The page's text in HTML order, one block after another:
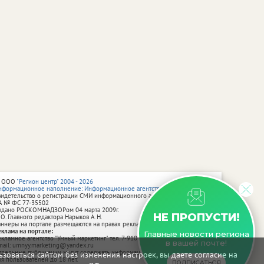
сайтом без изменения настроек, вы даете согласие на
НЕ ПРОПУСТИ!
Главные новости региона
в вашей почте!
"Регион центр" 2004 - 2026
наполнение: Информационное агентство vRossii.ru
о регистрации СМИ информационного агентства vRossii.ru
№ ФС 77‑35502
РОСКОМНАДЗОРом 04 марта 2009г.
Главного редактора Нарыков А. Н.
на портале размещаются на правах рекламы.
на портале:
агентство "Умный маркетинг" тел. 7-910-267-70-40,
umnyy.marketing@yandex.ru
публикации могут содержать информацию, не предназначенную
пользователей до 18 лет.